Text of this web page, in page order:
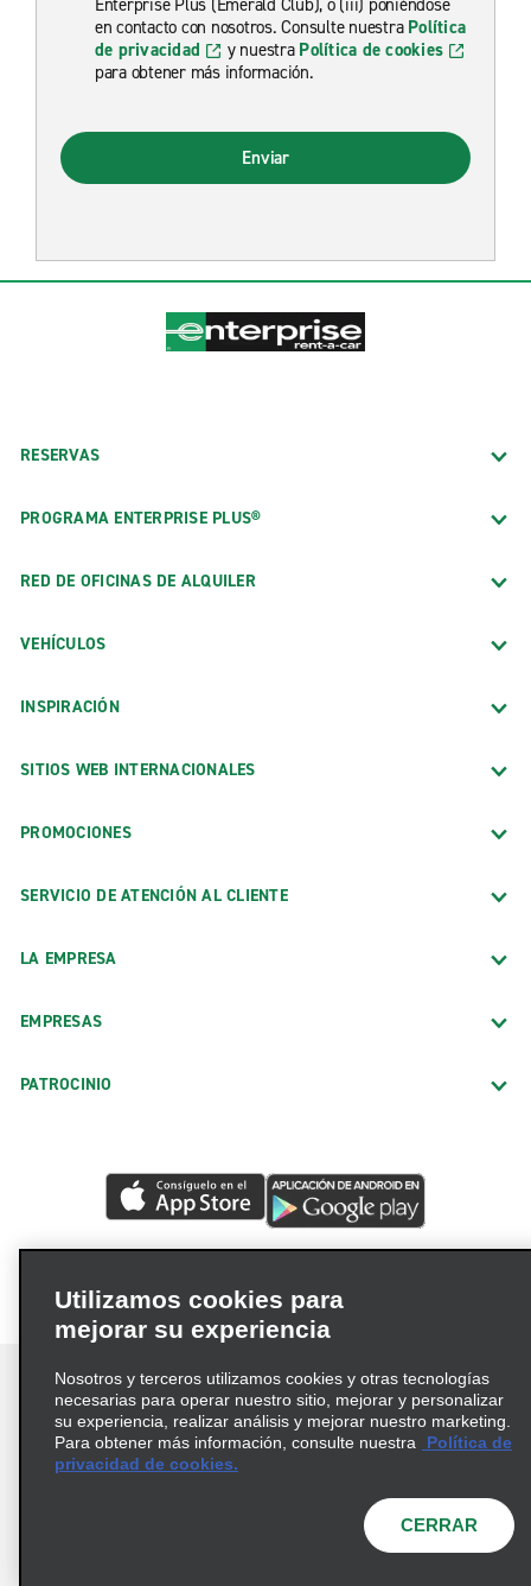
en contacto con nosotros. Consulte nuestra Política
de privacidad
y nuestra Política de cookies
para obtener más información.
Enviar
RESERVAS
PROGRAMA ENTERPRISE PLUS®
RED DE OFICINAS DE ALQUILER
VEHÍCULOS
INSPIRACIÓN
SITIOS WEB INTERNACIONALES
PROMOCIONES
SERVICIO DE ATENCIÓN AL CLIENTE
LA EMPRESA
EMPRESAS
PATROCINIO
Términos de uso
Política de privacidad
© 2026 Enterprise Holdings, Inc. Todos los derechos
Utilizamos cookies para
mejorar su experiencia
Nosotros y terceros utilizamos cookies y otras tecnologías
necesarias para operar nuestro sitio, mejorar y personalizar
su experiencia, realizar análisis y mejorar nuestro marketing.
Para obtener más información, consulte nuestra
Política de
privacidad de cookies.
CERRAR